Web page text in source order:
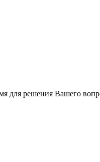
для решения Вашего